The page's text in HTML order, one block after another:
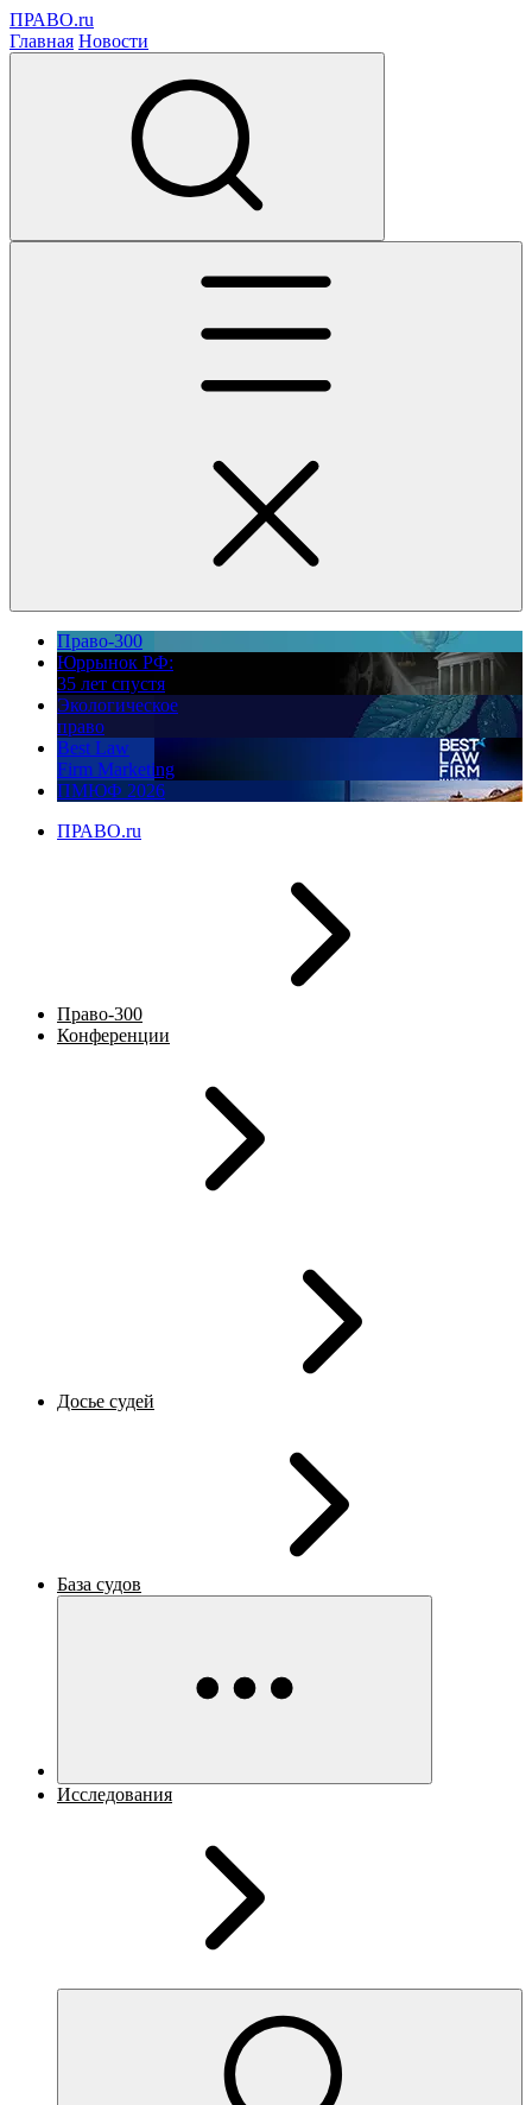
ПРАВО.ru
Главная Новости
Право-300
Юррынок РФ:
35 лет спустя
Экологическое
право
Best Law
Firm Marketing
ПМЮФ 2026
ПРАВО.ru
Право-300
Конференции
Досье судей
База судов
Исследования